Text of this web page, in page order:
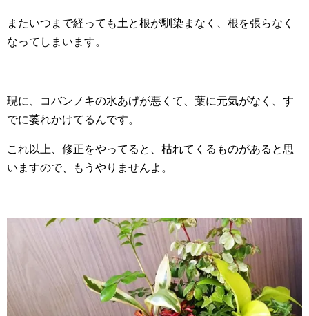
またいつまで経っても土と根が馴染まなく、根を張らなく
なってしまいます。
現に、コバンノキの水あげが悪くて、葉に元気がなく、す
でに萎れかけてるんです。
これ以上、修正をやってると、枯れてくるものがあると思
いますので、もうやりませんよ。